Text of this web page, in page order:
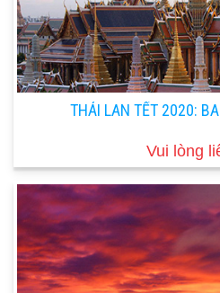
THÁI LAN TẾT 2020:
Vui lòng